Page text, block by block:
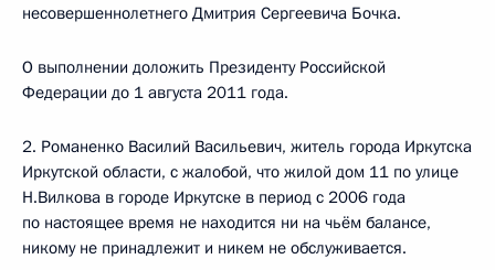
несовершеннолетнего Дмитрия Сергеевича Бочка.
О выполнении доложить Президенту Российской
Федерации до 1 августа 2011 года.
2. Романенко Василий Васильевич, житель города Иркутска
Иркутской области, с жалобой, что жилой дом 11 по улице
Н.Вилкова в городе Иркутске в период с 2006 года
по настоящее время не находится ни на чьём балансе,
никому не принадлежит и никем не обслуживается.